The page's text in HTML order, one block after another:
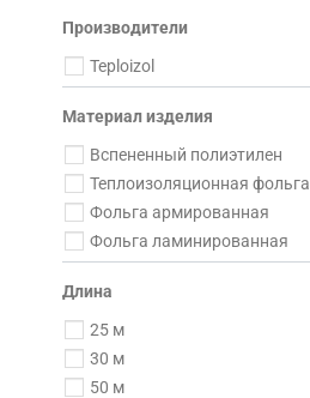
Производители
Teploizol
Материал изделия
Вспененный полиэтилен
Теплоизоляционная фольга
Фольга армированная
Фольга ламинированная
Длина
25 м
30 м
50 м